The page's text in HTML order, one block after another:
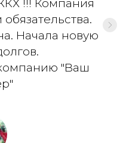
!!! Компания
Начала новую
"Ваш